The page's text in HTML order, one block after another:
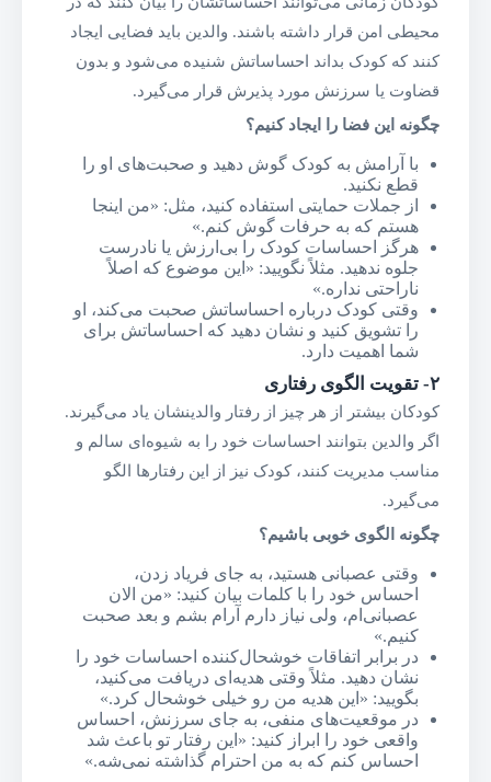
محیطی امن قرار داشته باشند. والدین باید فضایی ایجاد
کنند که کودک بداند احساساتش شنیده می‌شود و بدون
قضاوت یا سرزنش مورد پذیرش قرار می‌گیرد.
چگونه این فضا را ایجاد کنیم؟
با آرامش به کودک گوش دهید و صحبت‌های او را
قطع نکنید.
از جملات حمایتی استفاده کنید، مثل: «من اینجا
هستم که به حرفات گوش کنم.»
هرگز احساسات کودک را بی‌ارزش یا نادرست
جلوه ندهید. مثلاً نگویید: «این موضوع که اصلاً
ناراحتی نداره.»
وقتی کودک درباره احساساتش صحبت می‌کند، او
را تشویق کنید و نشان دهید که احساساتش برای
شما اهمیت دارد.
۲- تقویت الگوی رفتاری
کودکان بیشتر از هر چیز از رفتار والدینشان یاد می‌گیرند.
اگر والدین بتوانند احساسات خود را به شیوه‌ای سالم و
مناسب مدیریت کنند، کودک نیز از این رفتارها الگو
می‌گیرد.
چگونه الگوی خوبی باشیم؟
وقتی عصبانی هستید، به جای فریاد زدن،
احساس خود را با کلمات بیان کنید: «من الان
عصبانی‌ام، ولی نیاز دارم آرام بشم و بعد صحبت
کنیم.»
در برابر اتفاقات خوشحال‌کننده احساسات خود را
نشان دهید. مثلاً وقتی هدیه‌ای دریافت می‌کنید،
بگویید: «این هدیه من رو خیلی خوشحال کرد.»
در موقعیت‌های منفی، به جای سرزنش، احساس
واقعی خود را ابراز کنید: «این رفتار تو باعث شد
احساس کنم که به من احترام گذاشته نمی‌شه.»